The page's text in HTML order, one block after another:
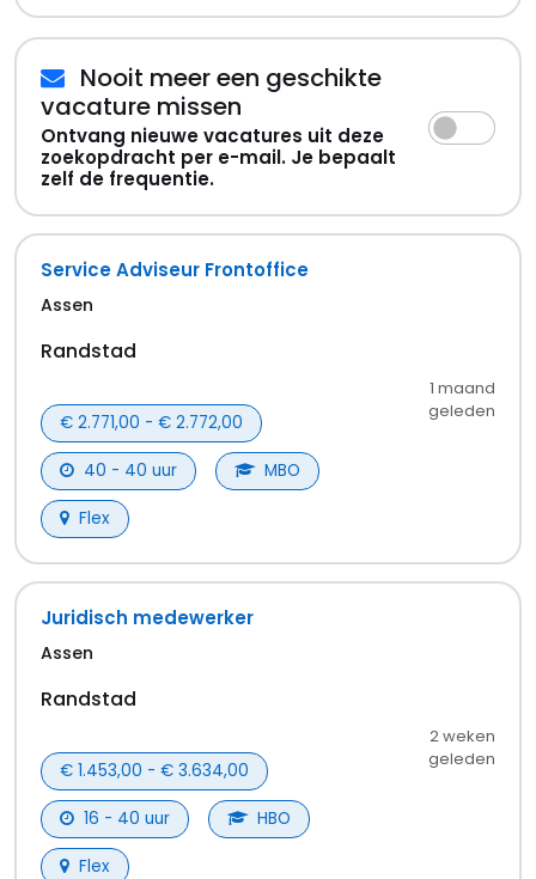
Nooit meer een geschikte
vacature missen
Ontvang nieuwe vacatures uit deze
zoekopdracht per e-mail. Je bepaalt
zelf de frequentie.
Service Adviseur Frontoffice
Assen
Randstad
€ 2.771,00 - € 2.772,00
40 - 40 uur MBO
Flex
1 maand
geleden
Juridisch medewerker
Assen
Randstad
€ 1.453,00 - € 3.634,00
16 - 40 uur HBO
Flex
2 weken
geleden